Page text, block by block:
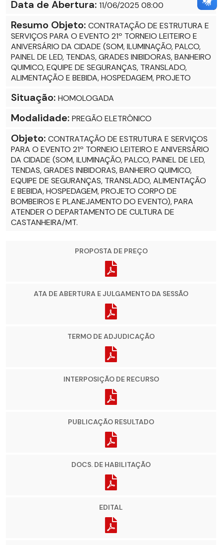
Data de Abertura: 11/06/2025 08:00
Resumo Objeto: CONTRATAÇÃO DE ESTRUTURA E
SERVIÇOS PARA O EVENTO 21º TORNEIO LEITEIRO E
ANIVERSÁRIO DA CIDADE (SOM, ILUMINAÇÃO, PALCO,
PAINEL DE LED, TENDAS, GRADES INIBIDORAS, BANHEIRO
QUIMICO, EQUIPE DE SEGURANÇAS, TRANSLADO,
ALIMENTAÇÃO E BEBIDA, HOSPEDAGEM, PROJETO
Situação: HOMOLOGADA
Modalidade: PREGÃO ELETRÔNICO
Objeto: CONTRATAÇÃO DE ESTRUTURA E SERVIÇOS
PARA O EVENTO 21º TORNEIO LEITEIRO E ANIVERSÁRIO
DA CIDADE (SOM, ILUMINAÇÃO, PALCO, PAINEL DE LED,
TENDAS, GRADES INIBIDORAS, BANHEIRO QUIMICO,
EQUIPE DE SEGURANÇAS, TRANSLADO, ALIMENTAÇÃO
E BEBIDA, HOSPEDAGEM, PROJETO CORPO DE
BOMBEIROS E PLANEJAMENTO DO EVENTO), PARA
ATENDER O DEPARTAMENTO DE CULTURA DE
CASTANHEIRA/MT.
PROPOSTA DE PREÇO
ATA DE ABERTURA E JULGAMENTO DA SESSÃO
TERMO DE ADJUDICAÇÃO
INTERPOSIÇÃO DE RECURSO
PUBLICAÇÃO RESULTADO
DOCS. DE HABILITAÇÃO
EDITAL